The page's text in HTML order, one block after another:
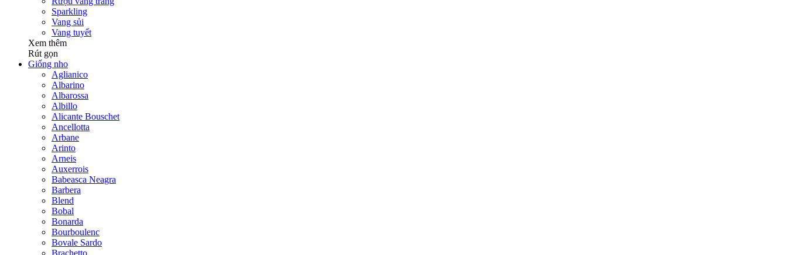
Sparkling
Vang sủi
Vang tuyết
Xem thêm
Rút gọn
Giống nho
Aglianico
Albarino
Albarossa
Albillo
Alicante Bouschet
Ancellotta
Arbane
Arinto
Arneis
Auxerrois
Babeasca Neagra
Barbera
Blend
Bobal
Bonarda
Bourboulenc
Bovale Sardo
Brachetto